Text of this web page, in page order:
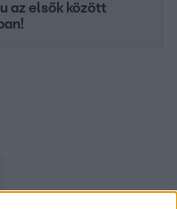
az elsők között